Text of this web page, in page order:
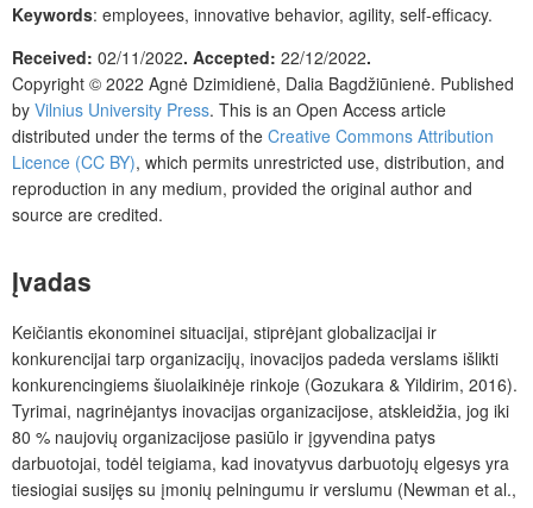
Keywords: employees, innovative behavior, agility, self-efficacy.
Received: 02/11/2022. Accepted: 22/12/2022.
Copyright © 2022 Agnė Dzimidienė, Dalia Bagdžiūnienė. Published
by Vilnius University Press. This is an Open Access article
distributed under the terms of the Creative Commons Attribution
Licence (CC BY), which permits unrestricted use, distribution, and
reproduction in any medium, provided the original author and
source are credited.
Įvadas
Keičiantis ekonominei situacijai, stiprėjant globalizacijai ir
konkurencijai tarp organizacijų, inovacijos padeda verslams išlikti
konkurencingiems šiuolaikinėje rinkoje (Gozukara & Yildirim, 2016).
Tyrimai, nagrinėjantys inovacijas organizacijose, atskleidžia, jog iki
80 % naujovių organizacijose pasiūlo ir įgyvendina patys
darbuotojai, todėl teigiama, kad inovatyvus darbuotojų elgesys yra
tiesiogiai susijęs su įmonių pelningumu ir verslumu (Newman et al.,